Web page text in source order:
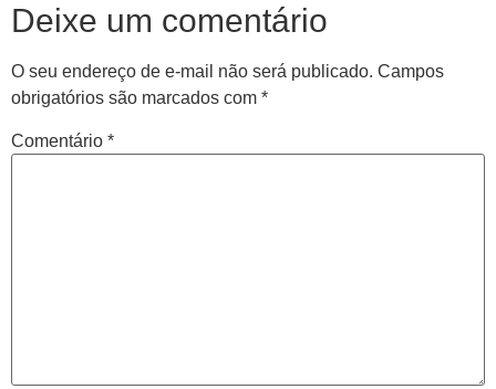
Deixe um comentário
O seu endereço de e-mail não será publicado. Campos
obrigatórios são marcados com *
Comentário *